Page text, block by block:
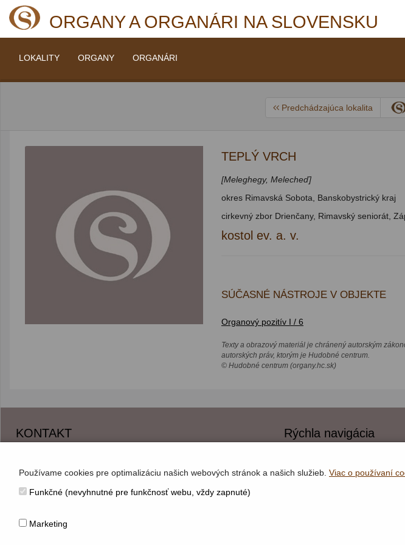
ORGANY A ORGANÁRI NA SLOVENSKU
LOKALITY ORGANY ORGANÁRI
Predchádzajúca lokalita
TEPLÝ VRCH
[Meleghegy, Melecheď]
okres Rimavská Sobota, Banskobystrický kraj
cirkevný zbor Drienčany, Rimavský seniorát,
kostol ev. a. v.
SÚČASNÉ NÁSTROJE V OBJEKTE
Organový pozitív I / 6
Texty a obrazový materiál je chránený autorským
autorských práv, ktorým je Hudobné centrum.
© Hudobné centrum (organy.hc.sk)
KONTAKT
Michalská 10, 815 36 Bratislava 1
+421 (2) 2047 0111, info@hc.sk
www.hc.sk
Rýchla navigácia
Organy
Používame cookies pre optimalizáciu našich webových stránok a našich služieb. Viac o používaní
Funkčné (nevyhnutné pre funkčnosť webu, vždy zapnuté)
Marketing